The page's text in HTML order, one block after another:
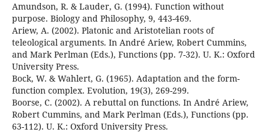
Amundson, R. & Lauder, G. (1994). Function without
purpose. Biology and Philosophy, 9, 443-469.
Ariew, A. (2002). Platonic and Aristotelian roots of
teleological arguments. In André Ariew, Robert Cummins,
and Mark Perlman (Eds.), Functions (pp. 7-32). U. K.: Oxford
University Press.
Bock, W. & Wahlert, G. (1965). Adaptation and the form-
function complex. Evolution, 19(3), 269-299.
Boorse, C. (2002). A rebuttal on functions. In André Ariew,
Robert Cummins, and Mark Perlman (Eds.), Functions (pp.
63-112). U. K.: Oxford University Press.